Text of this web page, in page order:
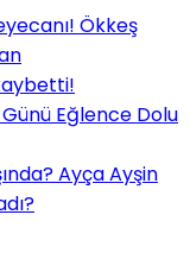
Ökkeş
Eğlence Dolu
Ayça Ayşin